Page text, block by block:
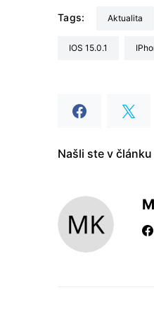
Tags: aktualita
iOS 15.0.1
Našli ste v